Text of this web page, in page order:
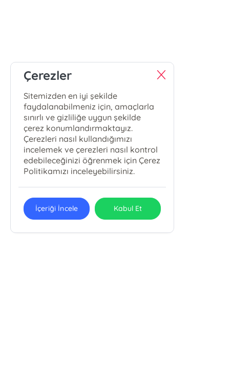
Çerezler
Sitemizden en iyi şekilde
faydalanabilmeniz için, amaçlarla
sınırlı ve gizliliğe uygun şekilde
çerez konumlandırmaktayız.
Çerezleri nasıl kullandığımızı
incelemek ve çerezleri nasıl kontrol
edebileceğinizi öğrenmek için Çerez
Politikamızı inceleyebilirsiniz.
İçeriği İncele Kabul Et